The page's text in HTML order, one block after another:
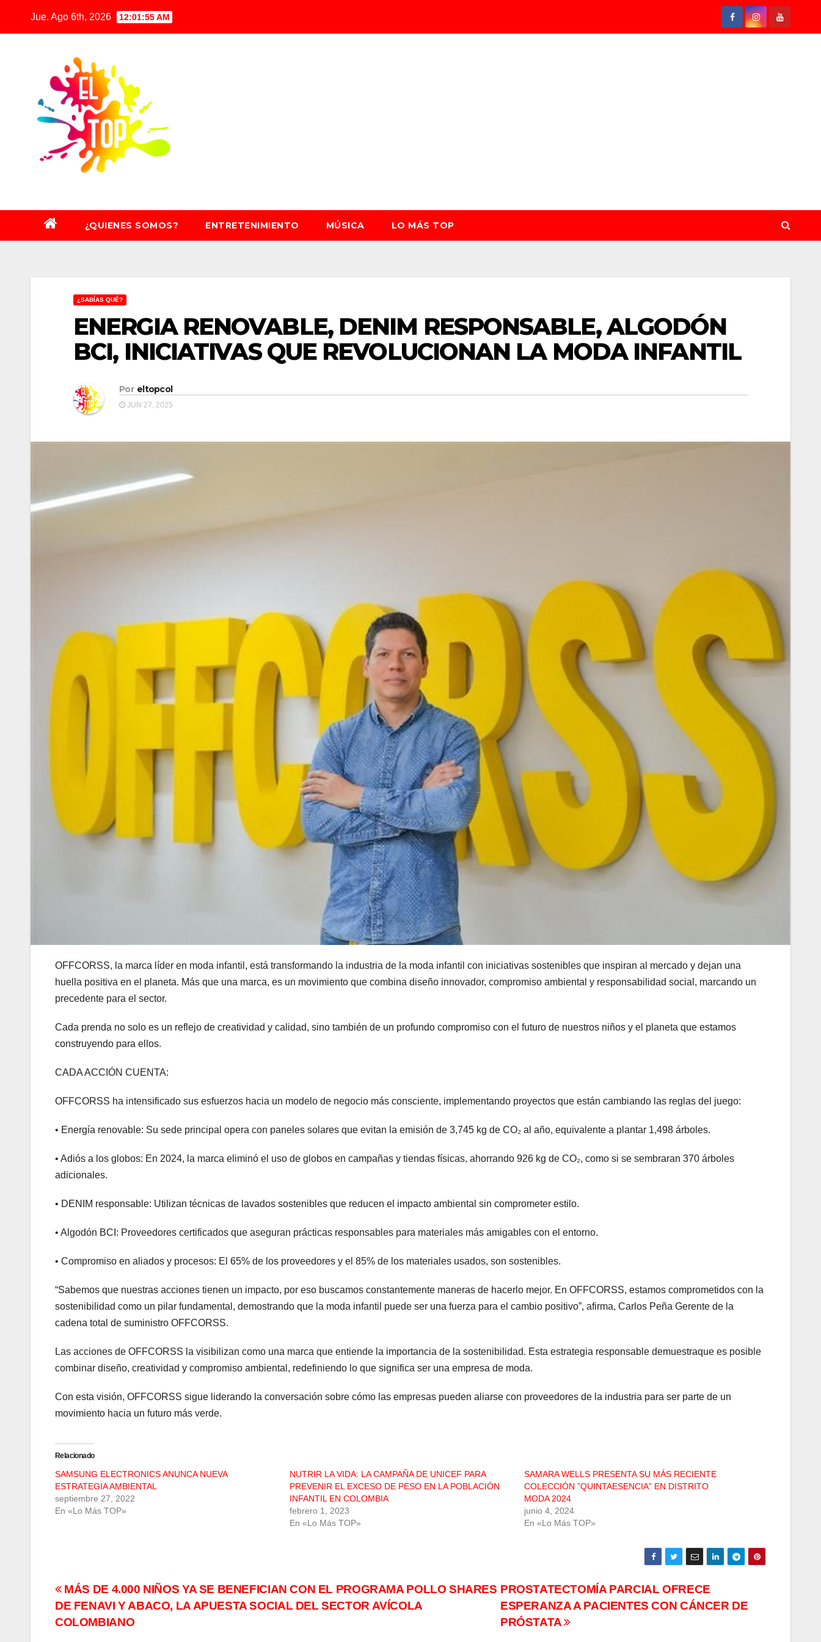
Jue. Ago 6th, 2026 12:01:56 AM
¿QUIENES SOMOS? ENTRETENIMIENTO MÚSICA LO MÁS TOP
¿SABÍAS QUÉ?
ENERGIA RENOVABLE, DENIM RESPONSABLE, ALGODÓN
BCI, INICIATIVAS QUE REVOLUCIONAN LA MODA INFANTIL
Por eltopcol
JUN 27, 2025
OFFCORSS, la marca líder en moda infantil, está transformando la industria de la moda infantil con iniciativas sostenibles que inspiran al mercado y dejan una
huella positiva en el planeta. Más que una marca, es un movimiento que combina diseño innovador, compromiso ambiental y responsabilidad social, marcando un
precedente para el sector.
Cada prenda no solo es un reflejo de creatividad y calidad, sino también de un profundo compromiso con el futuro de nuestros niños y el planeta que estamos
construyendo para ellos.
CADA ACCIÓN CUENTA:
OFFCORSS ha intensificado sus esfuerzos hacia un modelo de negocio más consciente, implementando proyectos que están cambiando las reglas del juego:
• Energía renovable: Su sede principal opera con paneles solares que evitan la emisión de 3,745 kg de CO₂ al año, equivalente a plantar 1,498 árboles.
• Adiós a los globos: En 2024, la marca eliminó el uso de globos en campañas y tiendas físicas, ahorrando 926 kg de CO₂, como si se sembraran 370 árboles
adicionales.
• DENIM responsable: Utilizan técnicas de lavados sostenibles que reducen el impacto ambiental sin comprometer estilo.
• Algodón BCI: Proveedores certificados que aseguran prácticas responsables para materiales más amigables con el entorno.
• Compromiso en aliados y procesos: El 65% de los proveedores y el 85% de los materiales usados, son sostenibles.
“Sabemos que nuestras acciones tienen un impacto, por eso buscamos constantemente maneras de hacerlo mejor. En OFFCORSS, estamos comprometidos con la
sostenibilidad como un pilar fundamental, demostrando que la moda infantil puede ser una fuerza para el cambio positivo”, afirma, Carlos Peña Gerente de la
cadena total de suministro OFFCORSS.
Las acciones de OFFCORSS la visibilizan como una marca que entiende la importancia de la sostenibilidad. Esta estrategia responsable demuestraque es posible
combinar diseño, creatividad y compromiso ambiental, redefiniendo lo que significa ser una empresa de moda.
Con esta visión, OFFCORSS sigue liderando la conversación sobre cómo las empresas pueden aliarse con proveedores de la industria para ser parte de un
movimiento hacia un futuro más verde.
Relacionado
SAMSUNG ELECTRONICS ANUNCA NUEVA
ESTRATEGIA AMBIENTAL
septiembre 27, 2022
En «Lo Más TOP»
NUTRIR LA VIDA: LA CAMPAÑA DE UNICEF PARA
PREVENIR EL EXCESO DE PESO EN LA POBLACIÓN
INFANTIL EN COLOMBIA
febrero 1, 2023
En «Lo Más TOP»
SAMARA WELLS PRESENTA SU MÁS RECIENTE
COLECCIÓN ”QUINTAESENCIA” EN DISTRITO
MODA 2024
junio 4, 2024
En «Lo Más TOP»
Navegación
de
PROSTATECTOMÍA PARCIAL OFRECE
ESPERANZA A PACIENTES CON CÁNCER DE
PRÓSTATA
MÁS DE 4.000 NIÑOS YA SE BENEFICIAN CON EL PROGRAMA POLLO SHARES
DE FENAVI Y ABACO, LA APUESTA SOCIAL DEL SECTOR AVÍCOLA
COLOMBIANO